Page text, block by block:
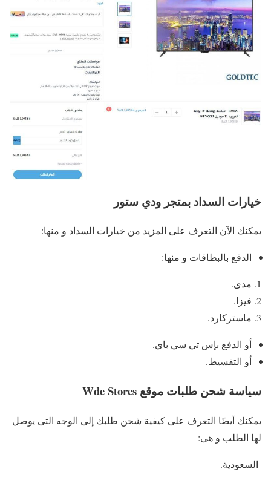
خيارات السداد بمتجر ودي ستور
يمكنك الآن التعرف على المزيد من خيارات السداد و منها:
الدفع بالبطاقات و منها:
مدى.
فيزا.
ماستركارد.
أو الدفع بإس تي سي باي.
أو التقسيط.
سياسة شحن طلبات موقع Wde Stores
يمكنك أيضًا التعرف على كيفية شحن طلبك إلى الوجه التى يوصل
لها الطلب و هى:
السعودية.